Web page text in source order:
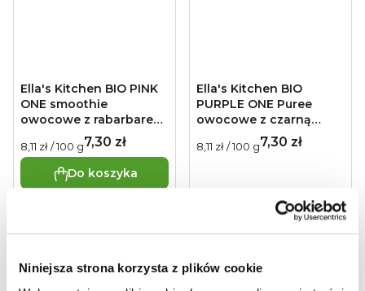
Niniejsza strona korzysta z plików cookie
Ella's Kitchen BIO PINK
ONE smoothie
owocowe z rabarbarem
7,30 zł
Cena
jednostkowa:
8,11 zł / 100 g
Do koszyka
Ella's Kitchen BIO
PURPLE ONE Puree
owocowe z czarną
porzeczką (90 g)
7,30 zł
Cena
8,11 zł / 100 g